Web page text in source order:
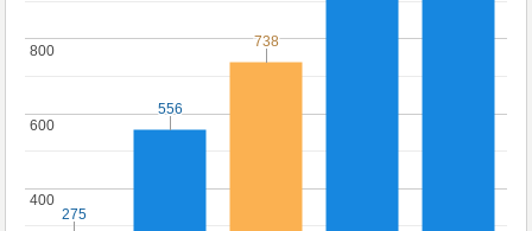
400
400
600
600
800
800
275
275
556
556
738
738